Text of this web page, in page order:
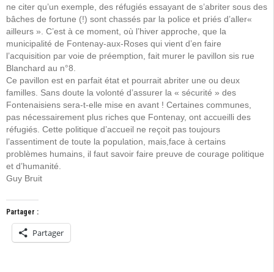
ne citer qu’un exemple, des réfugiés essayant de s’abriter sous des
bâches de fortune (!) sont chassés par la police et priés d’aller«
ailleurs ». C’est à ce moment, où l’hiver approche, que la
municipalité de Fontenay-aux-Roses qui vient d’en faire
l’acquisition par voie de préemption, fait murer le pavillon sis rue
Blanchard au n°8.
Ce pavillon est en parfait état et pourrait abriter une ou deux
familles. Sans doute la volonté d’assurer la « sécurité » des
Fontenaisiens sera-t-elle mise en avant ! Certaines communes,
pas nécessairement plus riches que Fontenay, ont accueilli des
réfugiés. Cette politique d’accueil ne reçoit pas toujours
l’assentiment de toute la population, mais,face à certains
problèmes humains, il faut savoir faire preuve de courage politique
et d’humanité.
Guy Bruit
Partager :
Partager